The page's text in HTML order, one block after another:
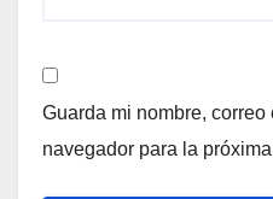
Guarda mi nombre,
navegador para la